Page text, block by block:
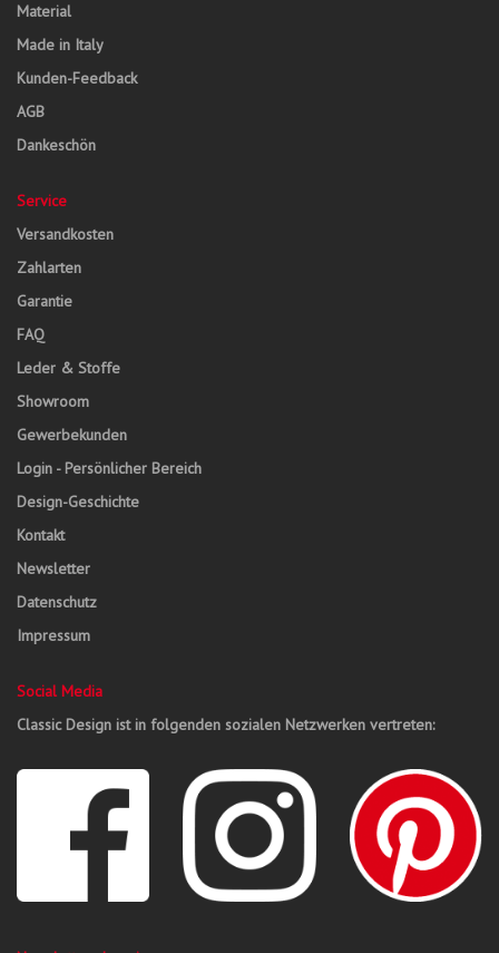
Material
Made in Italy
Kunden-Feedback
AGB
Dankeschön
Service
Versandkosten
Zahlarten
Garantie
FAQ
Leder & Stoffe
Showroom
Gewerbekunden
Login - Persönlicher Bereich
Design-Geschichte
Kontakt
Newsletter
Datenschutz
Impressum
Social Media
Classic Design ist in folgenden sozialen Netzwerken vertreten: